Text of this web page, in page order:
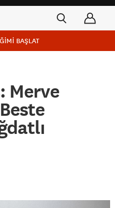
BAŞLAT
Merve